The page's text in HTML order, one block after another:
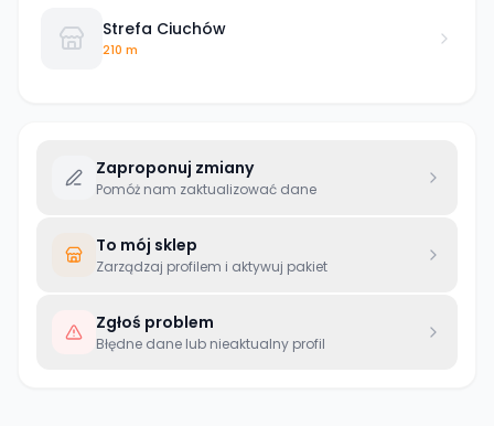
Strefa Ciuchów
210 m
Zaproponuj zmiany
Pomóż nam zaktualizować dane
To mój sklep
Zarządzaj profilem i aktywuj pakiet
Zgłoś problem
Błędne dane lub nieaktualny profil